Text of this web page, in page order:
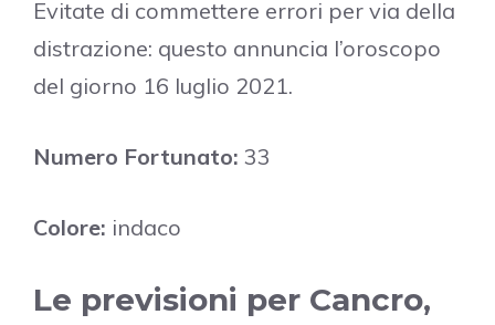
Evitate di commettere errori per via della
distrazione: questo annuncia l’oroscopo
del giorno 16 luglio 2021.
Numero Fortunato: 33
Colore: indaco
Le previsioni per Cancro,